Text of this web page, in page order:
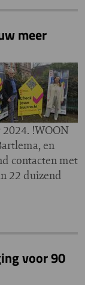
meer
!WOON
en
contacten met
22 duizend
voor 90